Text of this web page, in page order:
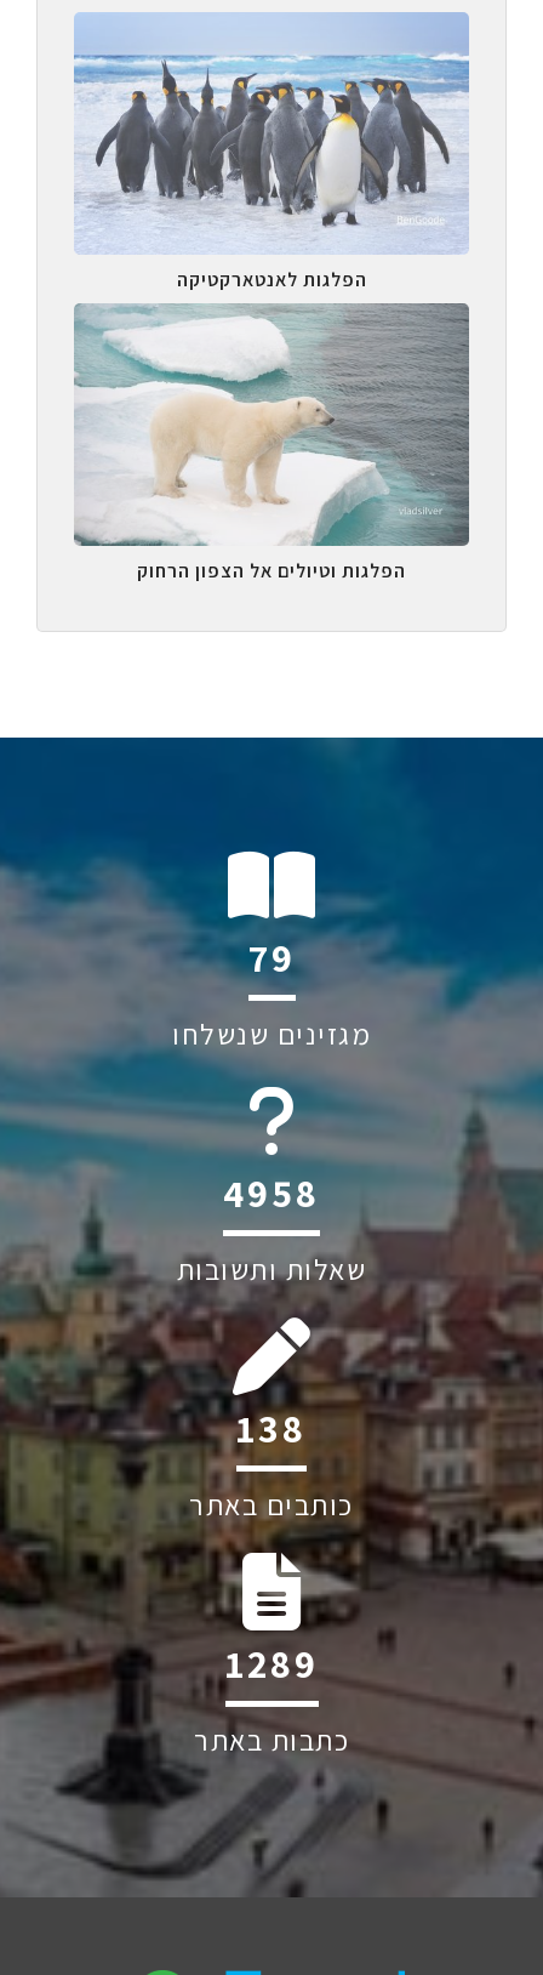
הפלגות לאנטארקטיקה
הפלגות וטיולים אל הצפון הרחוק
118
מגזינים שנשלחו
6045
שאלות ותשובות
207
כותבים באתר
1928
כתבות באתר